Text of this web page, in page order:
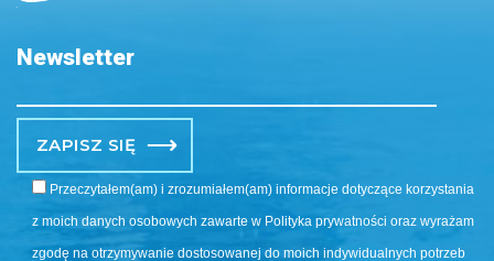
Newsletter
Przeczytałem(am) i zrozumiałem(am) informacje dotyczące korzystania
z moich danych osobowych zawarte w Polityka prywatności oraz wyrażam
zgodę na otrzymywanie dostosowanej do moich indywidualnych potrzeb